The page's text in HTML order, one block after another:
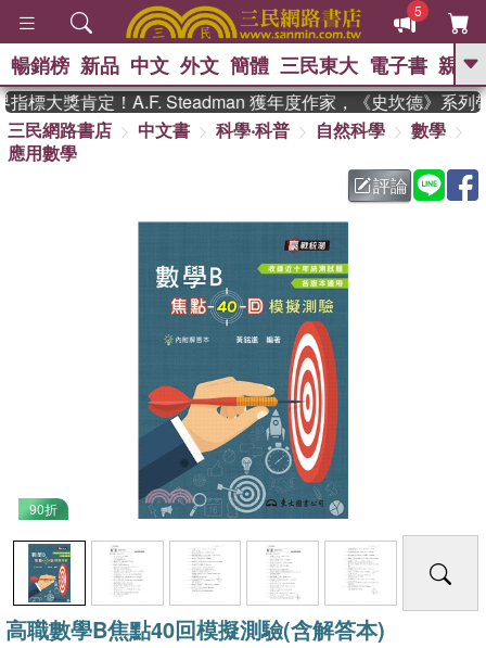
5
GO
熱搜： 東野圭吾 、 高希均教授回憶錄
方念華 、 台灣的
數學女孩：黎曼猜想
、 偉大的迷走神經 、
臺灣漫遊錄
暢銷榜 新品 中文 外文 簡體 三民東大 電子書 親子
標大獎肯定！A.F. Steadman 獲年度作家，《史坎德》系列帶
三民網路書店
中文書 科學‧科普 自然科學
數學
應用數學
評論
90折
高職數學B焦點40回模擬測驗(含解答本)